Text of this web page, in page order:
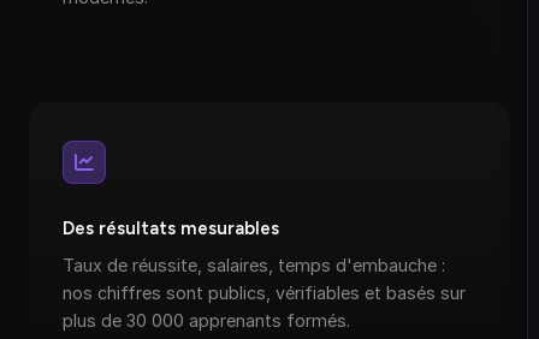
Des résultats mesurables
Taux de réussite, salaires, temps d'embauche :
nos chiffres sont publics, vérifiables et basés sur
plus de 30 000 apprenants formés.